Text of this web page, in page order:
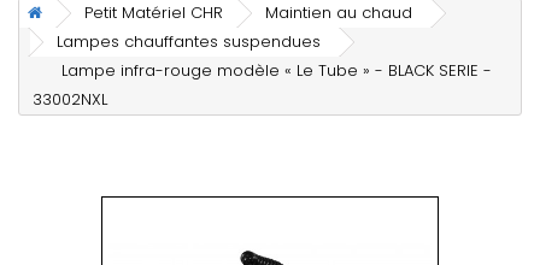
Petit Matériel CHR
Maintien au chaud
Lampes chauffantes suspendues
Lampe infra-rouge modèle « Le Tube » - BLACK SERIE -
33002NXL